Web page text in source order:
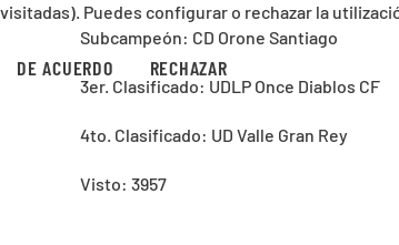
Subcampeón: CD Orone Santiago
3er. Clasificado: UDLP Once Diablos CF
4to. Clasificado: UD Valle Gran Rey
Visto: 3957
visitadas). Puedes configurar o rechazar la
DE ACUERDO RECHAZAR